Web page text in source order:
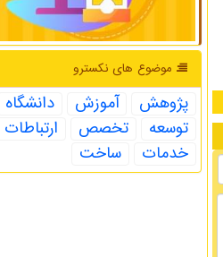
موضوع های نكسترو
پژوهش آموزش
دانشگاه
توسعه
تخصص
ارتباطات
خدمات
ساخت